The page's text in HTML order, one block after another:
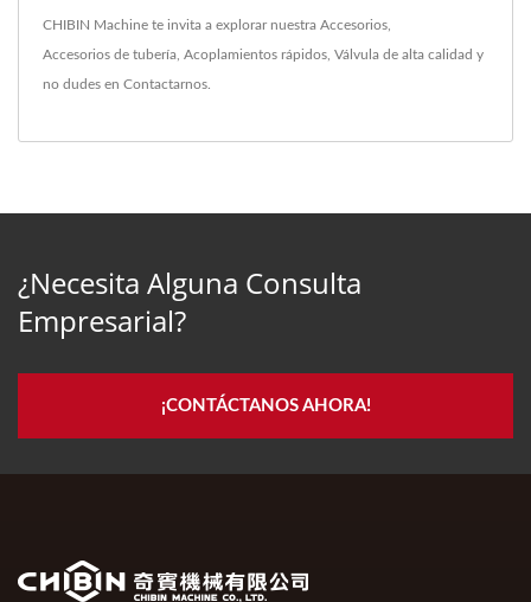
CHIBIN Machine te invita a explorar nuestra Accesorios,
Accesorios de tubería, Acoplamientos rápidos, Válvula de alta calidad y
no dudes en Contactarnos.
¿Necesita Alguna Consulta
Empresarial?
¡CONTÁCTANOS AHORA!